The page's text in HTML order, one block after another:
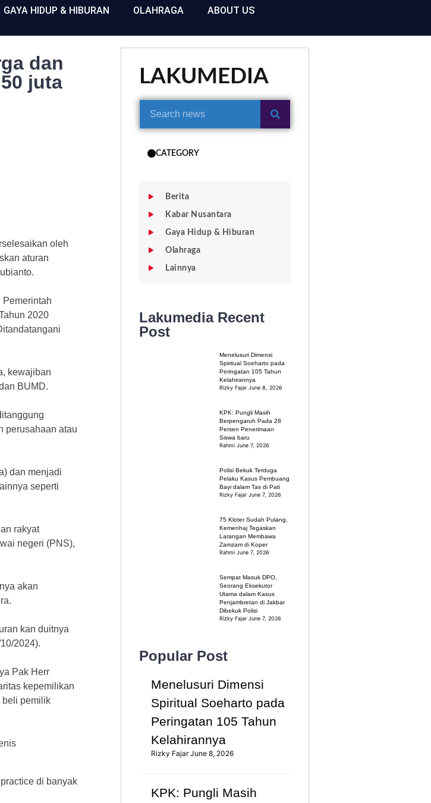
GAYA HIDUP & HIBURAN OLAHRAGA ABOUT US
dan
juta
oleh
aturan
Pemerintah
2020
kewajiban
BUMD.
perusahaan atau
dan menjadi
seperti
rakyat
negeri (PNS),
akan
kan duitnya
2024).
Pak Herr
kepemilikan
beli pemilik
di banyak
LAKUMEDIA
CATEGORY
Berita
Kabar Nusantara
Gaya Hidup & Hiburan
Olahraga
Lainnya
Lakumedia Recent
Post
Menelusuri Dimensi
Spiritual Soeharto pada
Peringatan 105 Tahun
Kelahirannya
Rizky FajarJune 8, 2026
KPK: Pungli Masih
Berpengaruh Pada 28
Persen Penerimaan
Siswa baru
Rahmi June 7, 2026
Polisi Bekuk Terduga
Pelaku Kasus Pembuang
Bayi dalam Tas di Pati
Rizky FajarJune 7, 2026
75 Kloter Sudah Pulang,
Kemenhaj Tegaskan
Larangan Membawa
Zamzam di Koper
Rahmi June 7, 2026
Sempat Masuk DPO,
Seorang Eksekutor
Utama dalam Kasus
Penjambretan di Jakbar
Dibekuk Polisi
Rizky FajarJune 7, 2026
Popular Post
Menelusuri Dimensi
Spiritual Soeharto pada
Peringatan 105 Tahun
Kelahirannya
Rizky FajarJune 8, 2026
KPK: Pungli Masih